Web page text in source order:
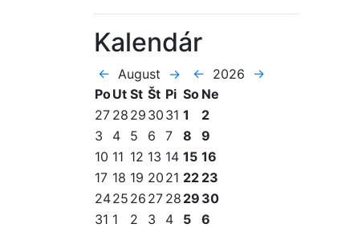
Kalendár
← August → ← 2026
→
PoUt St Št Pi So Ne
27 28 29 30 31 1
2
3
4 5 6 7 8
9
10 11 12 13 14 15 16
17 18 19 20 21 22 23
2425 26 27 28 29 30
31 1 2 3 4 5
6